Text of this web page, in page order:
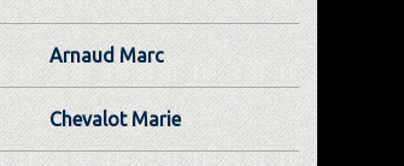
Arnaud Marc
Chevalot Marie